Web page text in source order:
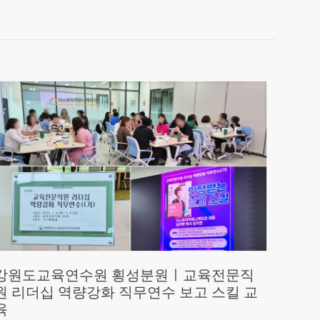
원도교육연수원 횡성분원ㅣ교육전문직
리더십 역량강화 직무연수 보고 스킬 교